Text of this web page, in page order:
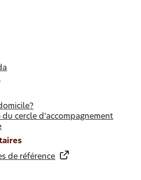
cercle d’accompagnement
de référence